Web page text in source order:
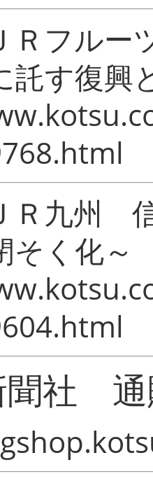
フルー
託す復興
九州 信
そく化～
聞社